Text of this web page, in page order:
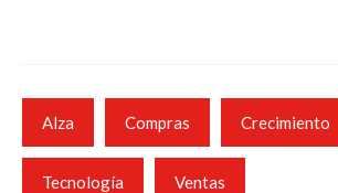
Alza Compras Crecimiento
Tecnología Ventas